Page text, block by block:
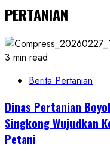
PERTANIAN
3 min read
Berita Pertanian
Dinas Pertanian
Singkong Wujudkan
Petani